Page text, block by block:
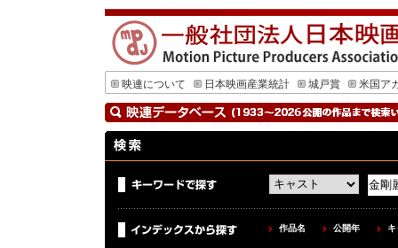
映連について 日本映画産業統計 城戸賞 米国ア
作品名 公開年